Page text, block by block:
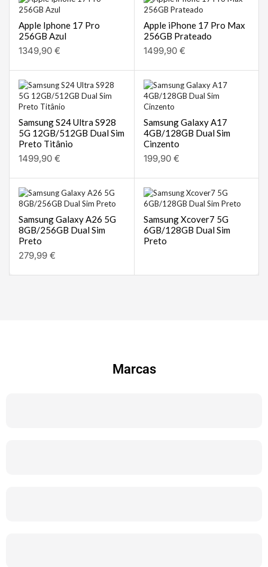
Apple Iphone 17 Pro
256GB Azul
1349,90 €
Apple iPhone 17 Pro Max
256GB Prateado
1499,90 €
Samsung S24 Ultra S928
5G 12GB/512GB Dual Sim
Preto Titânio
1499,90 €
Samsung Galaxy A17
4GB/128GB Dual Sim
Cinzento
199,90 €
Samsung Galaxy A26 5G
8GB/256GB Dual Sim
Preto
279,99 €
Samsung Xcover7 5G
6GB/128GB Dual Sim
Preto
Marcas